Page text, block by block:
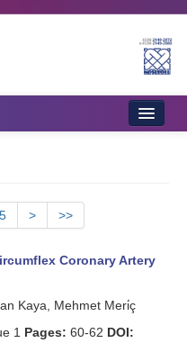
5 > >>
Coronary Artery
Kaya, Mehmet Meri̇ç
1 Pages: 60-62 DOI: